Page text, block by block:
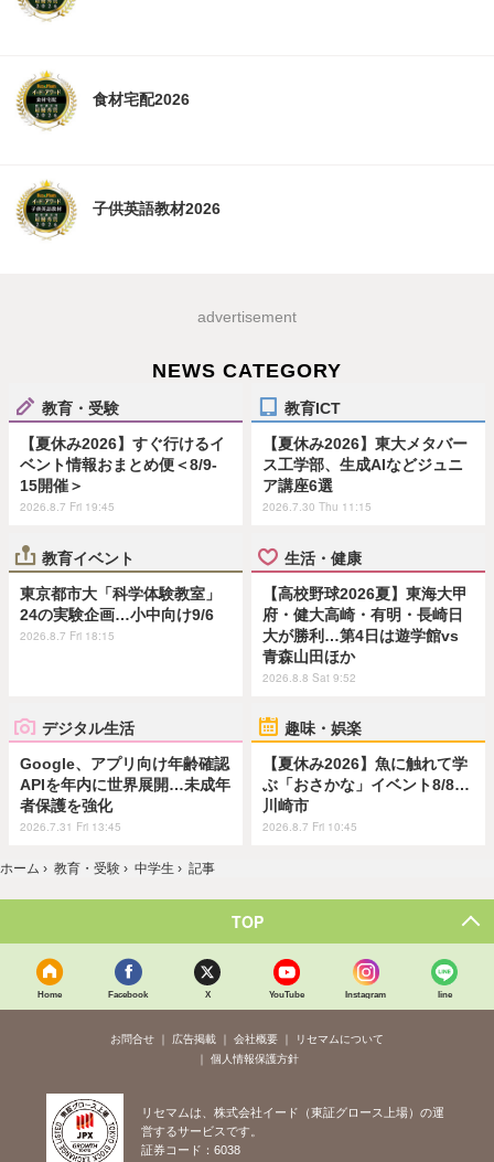
食材宅配2026
子供英語教材2026
advertisement
NEWS CATEGORY
教育・受験
【夏休み2026】すぐ行けるイ
ベント情報おまとめ便＜8/9-
15開催＞
2026.8.7 Fri 19:45
教育ICT
【夏休み2026】東大メタバー
ス工学部、生成AIなどジュニ
ア講座6選
2026.7.30 Thu 11:15
教育イベント
東京都市大「科学体験教室」
24の実験企画…小中向け9/6
2026.8.7 Fri 18:15
生活・健康
【高校野球2026夏】東海大甲
府・健大高崎・有明・長崎日
大が勝利…第4日は遊学館vs
青森山田ほか
2026.8.8 Sat 9:52
デジタル生活
Google、アプリ向け年齢確認
APIを年内に世界展開…未成年
者保護を強化
2026.7.31 Fri 13:45
趣味・娯楽
【夏休み2026】魚に触れて学
ぶ「おさかな」イベント8/8…
川崎市
2026.8.7 Fri 10:45
ホーム › 教育・受験 › 中学生 › 記事
TOP
Home Facebook X YouTube Instagram line
お問合せ 広告掲載 会社概要
リセマムについて
個人情報保護方針
リセマムは、株式会社イード（東証グロース上場）の運
営するサービスです。
証券コード：6038